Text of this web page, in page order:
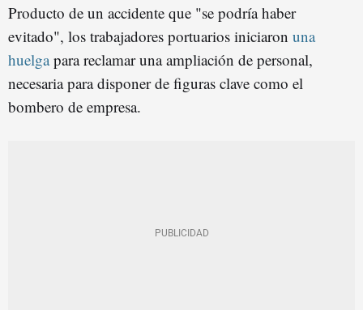
Producto de un accidente que "se podría haber
evitado", los trabajadores portuarios iniciaron una
huelgapara reclamar una ampliación de personal,
necesaria para disponer de figuras clave como el
bombero de empresa.